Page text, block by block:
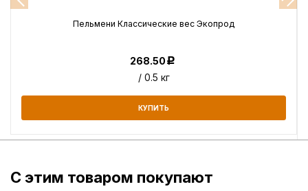
Пельмени Классические вес Экопрод
268.50Р
/ 0.5 кг
КУПИТЬ
С этим товаром покупают